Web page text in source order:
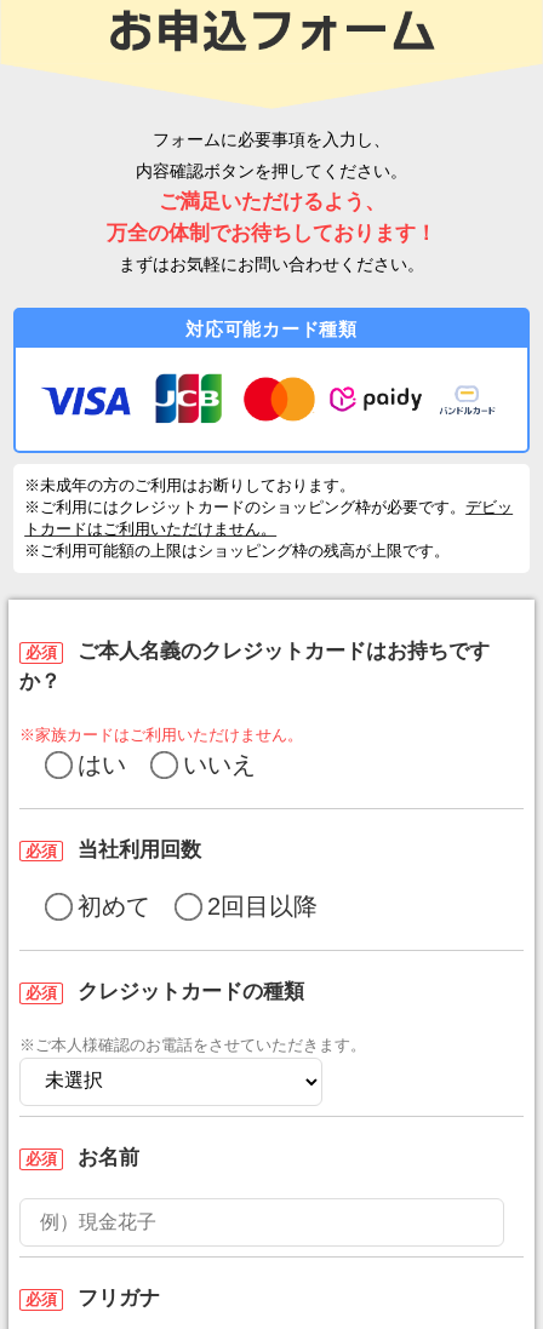
フォームに必要事項を入力し、
内容確認ボタンを押してください。
ご満足いただけるよう、
万全の体制でお待ちしております！
まずはお気軽にお問い合わせください。
対応可能カード種類
※未成年の方のご利用はお断りしております。
※ご利用にはクレジットカードのショッピング枠が必要です。デビッ
トカードはご利用いただけません。
※ご利用可能額の上限はショッピング枠の残高が上限です。
必須
ご本人名義のクレジットカードはお持ちです
か？
※家族カードはご利用いただけません。
はい いいえ
必須 当社利用回数
初めて 2回目以降
必須 クレジットカードの種類
※ご本人様確認のお電話をさせていただきます。
必須 お名前
必須 フリガナ